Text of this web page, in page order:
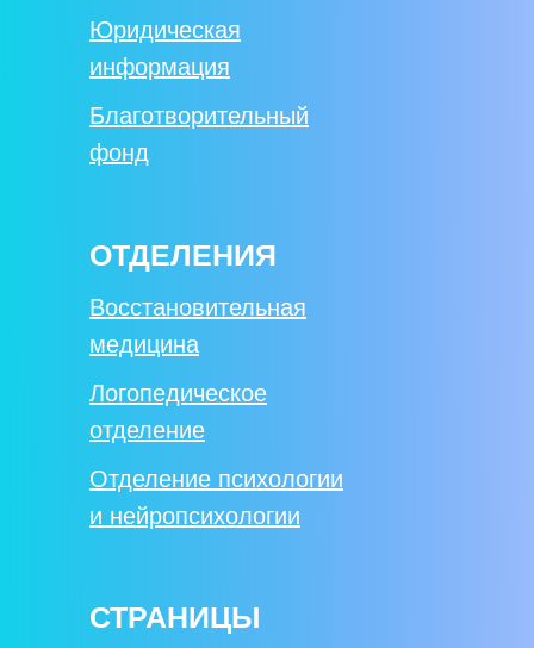
ОТДЕЛЕНИЯ
Восстановительная
медицина
Логопедическое
отделение
Отделение психологии
и нейропсихологии
Юридическая
информация
Благотворительный
фонд
СТРАНИЦЫ